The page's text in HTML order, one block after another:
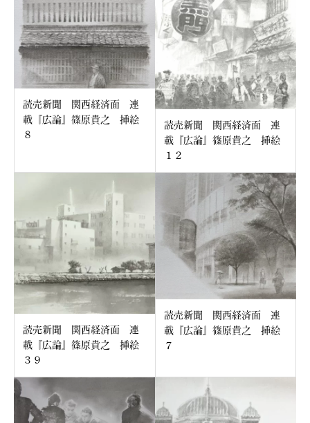
読売新聞 関西経済面 連
載『広論』篠原貴之 挿絵
８
読売新聞 関西経済面 連
載『広論』篠原貴之 挿絵
１２
読売新聞 関西経済面 連
載『広論』篠原貴之 挿絵
３９
読売新聞 関西経済面 連
載『広論』篠原貴之 挿絵
７